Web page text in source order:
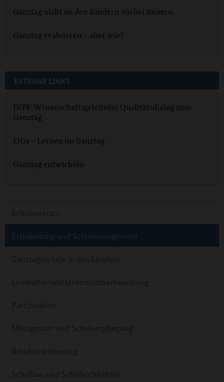
Ganztag nicht an den Kindern vorbei steuern
Ganztag evaluieren – aber wie?
EXTERNE LINKS
DIPF: Wissenschaftsgeleiteter Qualitätsdialog zum
Ganztag
LiGa – Lernen im Ganztag
Ganztag entwickeln
Schulporträts
Schulleitung und Schulmanagement
Ganztagsschule in den Ländern
Lernkultur und Unterrichtsentwicklung
Partizipation
Mittagessen und Schulverpflegung
Berufsorientierung
Schulbau und Schularchitektur